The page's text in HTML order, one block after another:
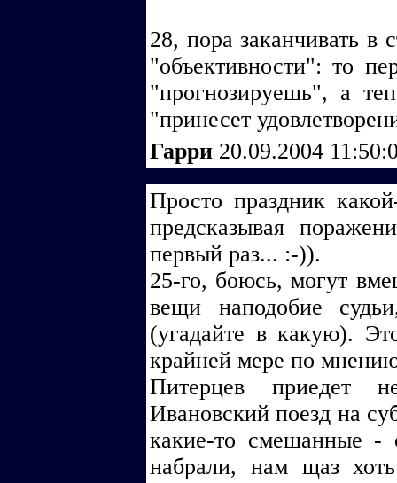
28, пора заканчивать в
"объективности": то
"прогнозируешь", а
"принесет
Гарри 20.09.2004
Просто праздник
предсказывая
первый раз... :-)).
25-го, боюсь, могут
вещи наподобие
(угадайте в какую).
крайней мере по
Питерцев приедет
Ивановский поезд на
какие-то смешанные -
набрали, нам щаз